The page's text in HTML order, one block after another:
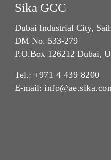
Sika GCC
Dubai Industrial City,
DM No. 533-279
P.O.Box 126212 Dubai,
Tel.: +971 4 439 8200
E-mail: